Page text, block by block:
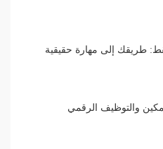
طريقك إلى مهارة حقيقية
والتوظيف الرقمي